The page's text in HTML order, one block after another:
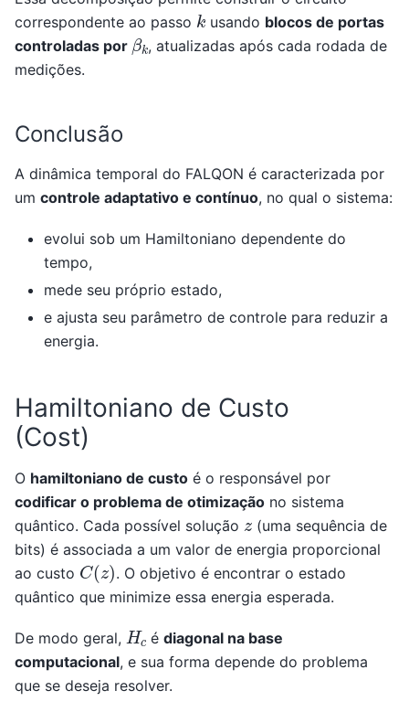
correspondente ao passo k usando blocos de portas
controladas por β , atualizadas após cada rodada de
medições.
Conclusão
A dinâmica temporal do FALQON é caracterizada por
um controle adaptativo e contínuo, no qual o sistema:
evolui sob um Hamiltoniano dependente do
tempo,
mede seu próprio estado,
e ajusta seu parâmetro de controle para reduzir a
energia.
Hamiltoniano de Custo
(Cost)
O hamiltoniano de custo é o responsável por
codificar o problema de otimização no sistema
quântico. Cada possível solução z (uma sequência de
bits) é associada a um valor de energia proporcional
ao custo C(z). O objetivo é encontrar o estado
quântico que minimize essa energia esperada.
De modo geral, Hc édiagonal na base
computacional, e sua forma depende do problema
que se deseja resolver.